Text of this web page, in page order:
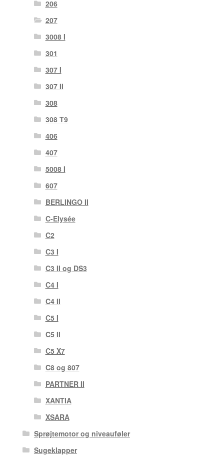
206
207
3008 I
301
307 I
307 II
308
308 T9
406
407
5008 I
607
BERLINGO II
C-Elysée
C2
C3 I
C3 II og DS3
C4 I
C4 II
C5 I
C5 II
C5 X7
C8 og 807
PARTNER II
XANTIA
XSARA
Sprøjtemotor og niveauføler
Sugeklapper